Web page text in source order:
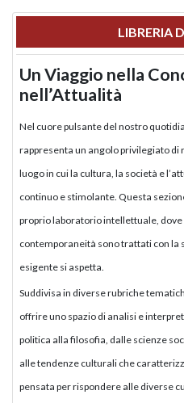
LIBRERIA
Un Viaggio nella
nell’Attualità
Nel cuore pulsante del nostro
rappresenta un angolo privilegiato
luogo in cui la cultura, la società e
continuo e stimolante. Questa
proprio laboratorio intellettuale,
contemporaneità sono trattati con la
esigente si aspetta.
Suddivisa in diverse rubriche
offrire uno spazio di analisi e
politica alla filosofia, dalle scienze
alle tendenze culturali che
pensata per rispondere alle diverse